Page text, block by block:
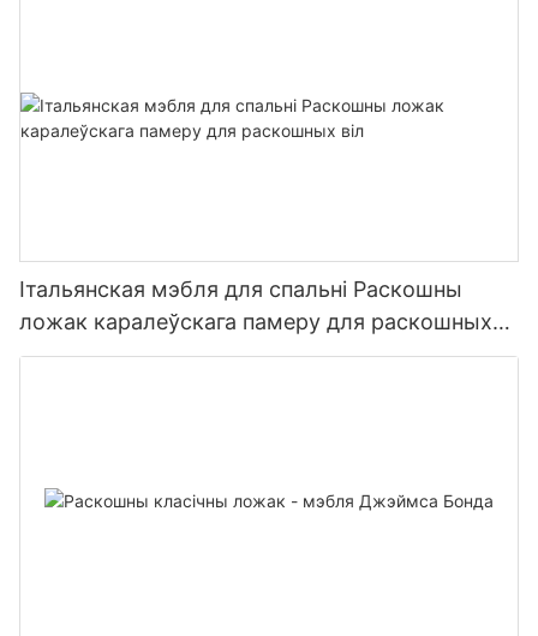
Італьянская мэбля для спальні Раскошны
ложак каралеўскага памеру для раскошных
віл